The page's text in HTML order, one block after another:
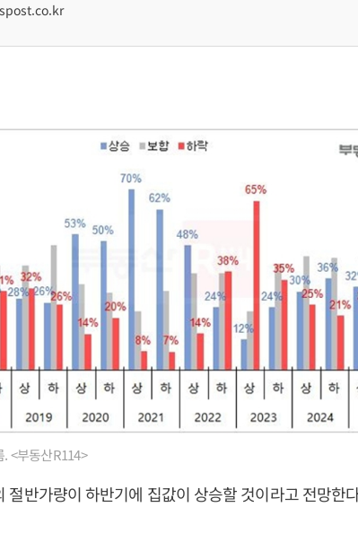
<부동산R114>
절반가량이 하반기에 집값이 상승할 것이라고 전망한